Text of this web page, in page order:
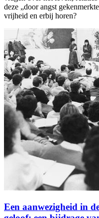
deze „door angst
vrijheid en erbij horen?
Een aanwezigheid in